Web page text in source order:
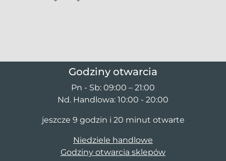
Godziny otwarcia
Pn - Sb: 09:00 – 21:00
Nd. Handlowa: 10:00 - 20:00
jeszcze 9 godzin i 20 minut otwarte
Niedziele handlowe
Godziny otwarcia sklepów